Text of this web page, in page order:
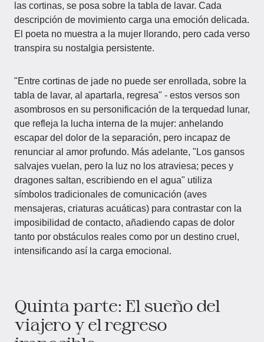
las cortinas, se posa sobre la tabla de lavar. Cada
descripción de movimiento carga una emoción delicada.
El poeta no muestra a la mujer llorando, pero cada verso
transpira su nostalgia persistente.
"Entre cortinas de jade no puede ser enrollada, sobre la
tabla de lavar, al apartarla, regresa" - estos versos son
asombrosos en su personificación de la terquedad lunar,
que refleja la lucha interna de la mujer: anhelando
escapar del dolor de la separación, pero incapaz de
renunciar al amor profundo. Más adelante, "Los gansos
salvajes vuelan, pero la luz no los atraviesa; peces y
dragones saltan, escribiendo en el agua" utiliza
símbolos tradicionales de comunicación (aves
mensajeras, criaturas acuáticas) para contrastar con la
imposibilidad de contacto, añadiendo capas de dolor
tanto por obstáculos reales como por un destino cruel,
intensificando así la carga emocional.
Quinta parte: El sueño del
viajero y el regreso